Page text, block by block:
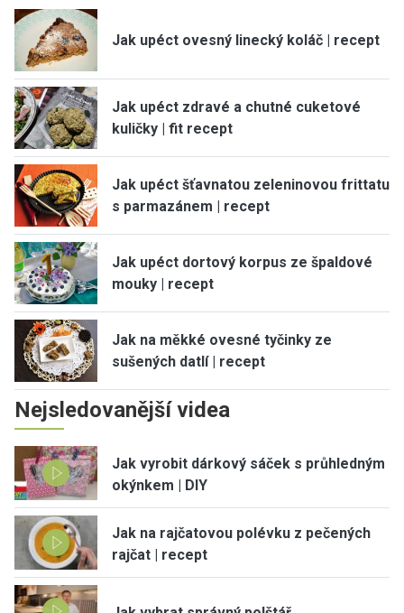
Jak upéct ovesný linecký koláč | recept
Jak upéct zdravé a chutné cuketové
kuličky | fit recept
Jak upéct šťavnatou zeleninovou frittatu
s parmazánem | recept
Jak upéct dortový korpus ze špaldové
mouky | recept
Jak na měkké ovesné tyčinky ze
sušených datlí | recept
Nejsledovanější videa
Jak vyrobit dárkový sáček s průhledným
okýnkem | DIY
Jak na rajčatovou polévku z pečených
rajčat | recept